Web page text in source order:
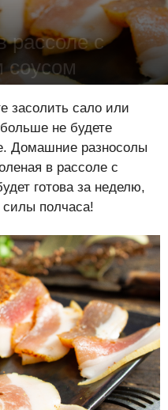
рассоле с
соусом
засолить сало или
не будете
Домашние разносолы
в рассоле с
готова за неделю,
силы полчаса!